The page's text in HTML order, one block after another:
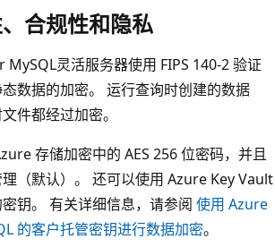
合规性和隐私
灵活服务器使用 FIPS 140-2 验证
数据的加密。 运行查询时创建的数据
件都经过加密。
存储加密中的 AES 256 位密码，并且
（默认）。 还可以使用 Azure Key Vault
钥。 有关详细信息，请参阅 使用 Azure
的客户托管密钥进行数据加密。